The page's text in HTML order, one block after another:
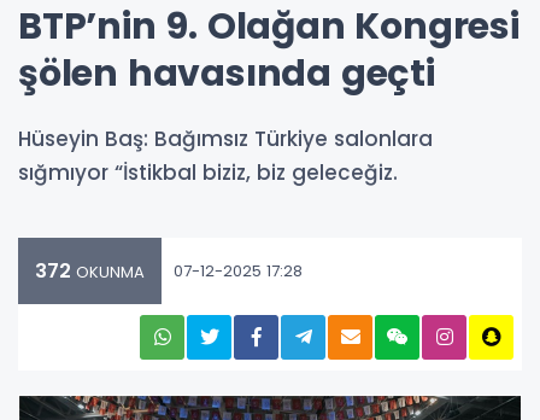
BTP’nin 9. Olağan Kongresi
şölen havasında geçti
Hüseyin Baş: Bağımsız Türkiye salonlara
sığmıyor “İstikbal biziz, biz geleceğiz.
372 OKUNMA 07-12-2025 17:28